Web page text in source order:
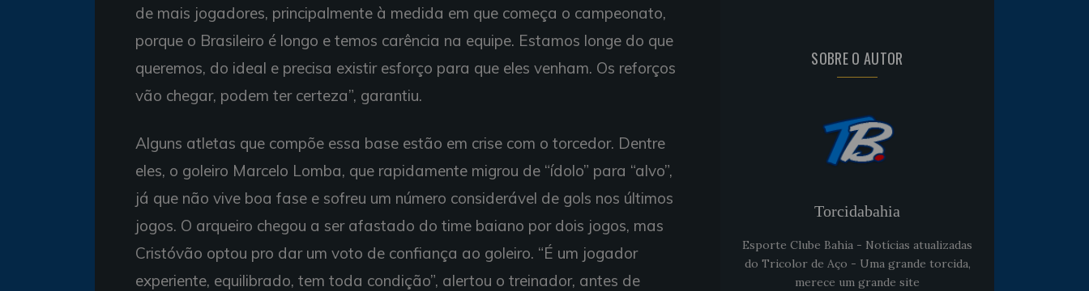
de mais jogadores, principalmente à medida em que começa o campeonato,
porque o Brasileiro é longo e temos carência na equipe. Estamos longe do que
queremos, do ideal e precisa existir esforço para que eles venham. Os reforços
vão chegar, podem ter certeza”, garantiu.
Alguns atletas que compõe essa base estão em crise com o torcedor. Dentre
eles, o goleiro Marcelo Lomba, que rapidamente migrou de “ídolo” para “alvo”,
já que não vive boa fase e sofreu um número considerável de gols nos últimos
jogos. O arqueiro chegou a ser afastado do time baiano por dois jogos, mas
Cristóvão optou pro dar um voto de confiança ao goleiro. “É um jogador
experiente, equilibrado, tem toda condição”, alertou o treinador, antes de
SOBRE O AUTOR
Torcidabahia
Esporte Clube Bahia - Notícias atualizadas
do Tricolor de Aço - Uma grande torcida,
merece um grande site